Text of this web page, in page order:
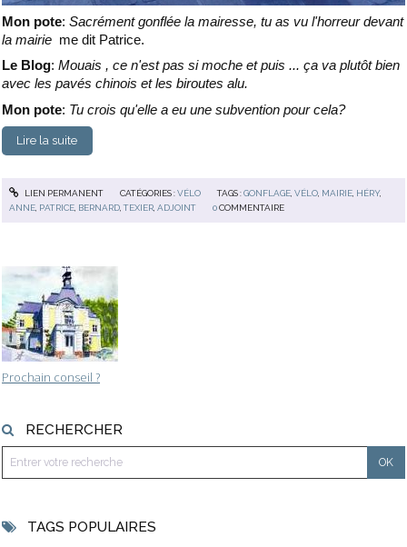
Prochain conseil ?
RECHERCHER
TAGS POPULAIRES
Mon pote: Sacrément gonflée la mairesse, tu as vu l'horreur devant
la mairie me dit Patrice.
Le Blog: Mouais , ce n'est pas si moche et puis ... ça va plutôt bien
avec les pavés chinois et les biroutes alu.
Mon pote: Tu crois qu'elle a eu une subvention pour cela?
Lire la suite
LIEN PERMANENT CATÉGORIES :VÉLO TAGS :GONFLAGE ,VÉLO MAIRIE HÉRY,
ANNE PATRICE BERNARD ,TEXIER ,ADJOINT 0 COMMENTAIRE